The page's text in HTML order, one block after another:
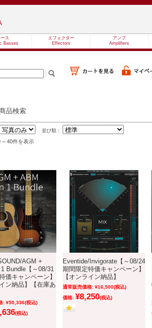
ス
Basses
エフェクター
Effectors
アンプ
Amplifiers
品検索
並び順：
～40件を表示
AGM +
Bundle【～08/31
価キャンペーン】
ン納品】【在庫あ
: ¥50,336(税込)
(税込)
Eventide/Invigorate【～08/24
期間限定特価キャンペーン】
【オンライン納品】
通常販売価格: ¥16,500(税込)
価格: ¥8,250(税込)